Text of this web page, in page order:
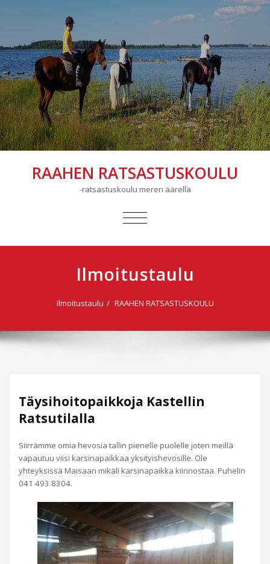
RAAHEN RATSASTUSKOULU
-ratsastuskoulu meren äärellä
AVAA/SULJE
Ilmoitustaulu
Ilmoitustaulu RAAHEN RATSASTUSKOULU
Täysihoitopaikkoja Kastellin
Ratsutilalla
Siirrämme omia hevosia tallin pienelle puolelle joten meillä
vapautuu viisi karsinapaikkaa yksityishevosille. Ole
yhteyksissä Maisaan mikäli karsinapaikka kiinnostaa. Puhelin
041 493 8304.